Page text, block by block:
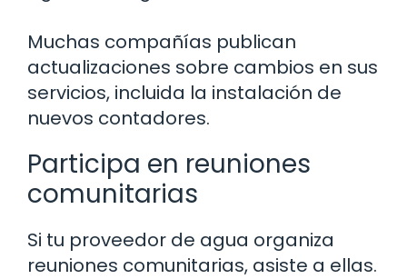
Muchas compañías publican
actualizaciones sobre cambios en sus
servicios, incluida la instalación de
nuevos contadores.
Participa en reuniones
comunitarias
Si tu proveedor de agua organiza
reuniones comunitarias, asiste a ellas.